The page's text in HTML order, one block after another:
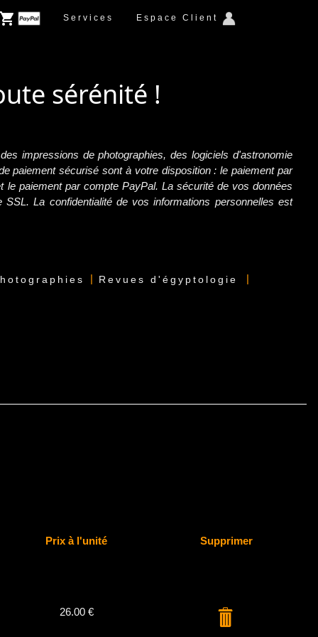
Services Espace Client
sérénité !
impressions de photographies, des logiciels d'astronomie
paiement sécurisé sont à votre disposition : le paiement par
paiement par compte PayPal. La sécurité de vos données
La confidentialité de vos informations personnelles est
Revues d'égyptologie
Prix à l'unité Supprimer
26.00 €